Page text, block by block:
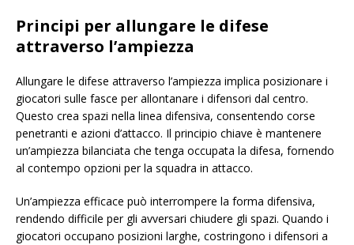
Principi per allungare le difese
attraverso l’ampiezza
Allungare le difese attraverso l’ampiezza implica posizionare i
giocatori sulle fasce per allontanare i difensori dal centro.
Questo crea spazi nella linea difensiva, consentendo corse
penetranti e azioni d’attacco. Il principio chiave è mantenere
un’ampiezza bilanciata che tenga occupata la difesa, fornendo
al contempo opzioni per la squadra in attacco.
Un’ampiezza efficace può interrompere la forma difensiva,
rendendo difficile per gli avversari chiudere gli spazi. Quando i
giocatori occupano posizioni larghe, costringono i difensori a